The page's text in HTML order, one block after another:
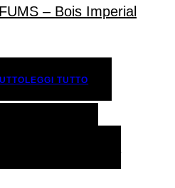
– Bois Imperial
LEGGI TUTTO
AGGIUNGI AL